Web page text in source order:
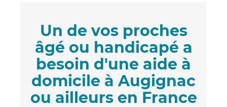
Un de vos proches
âgé ou handicapé a
besoin d'une aide à
domicile à Augignac
ou ailleurs en France